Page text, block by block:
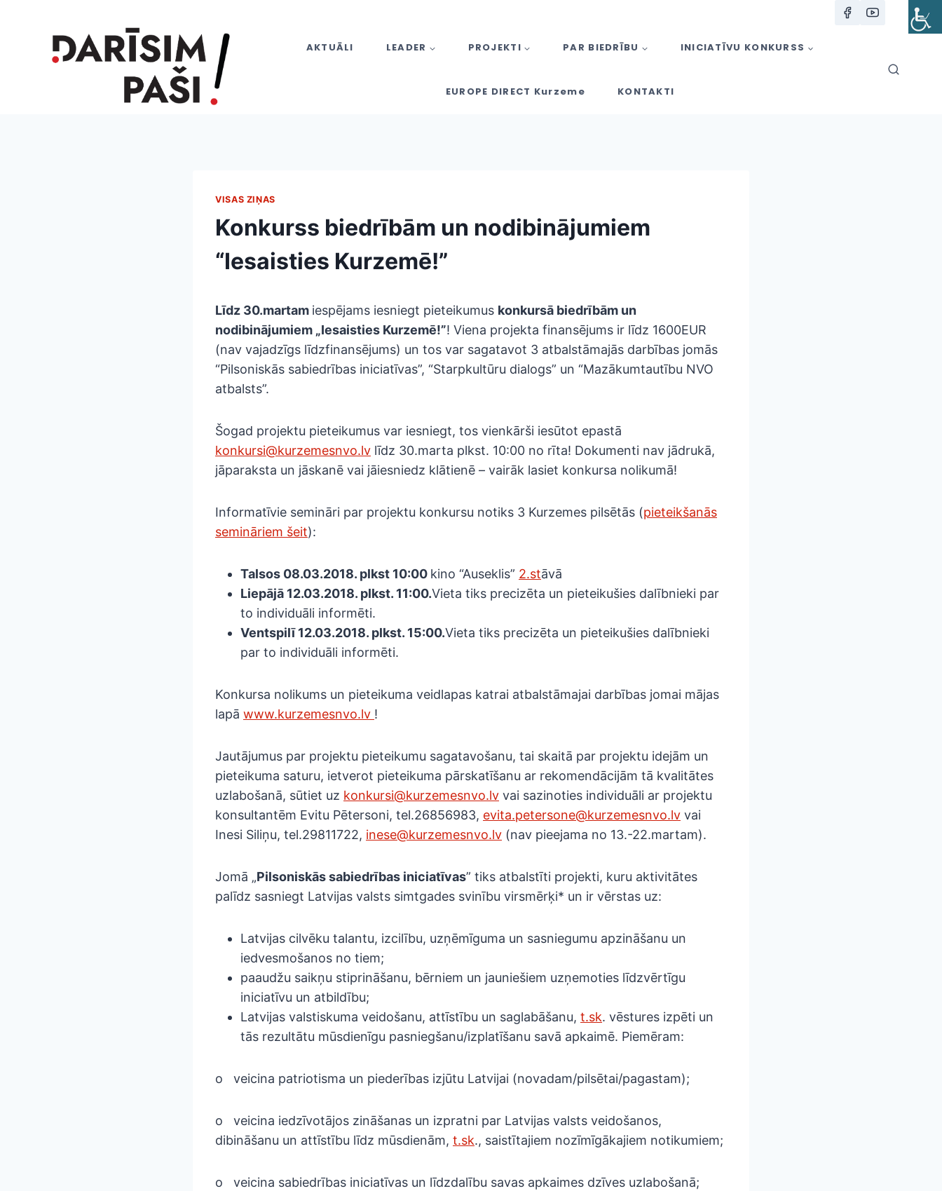
AKTUĀLI LEADER PROJEKTI PAR BIEDRĪBU INICIATĪVU KONKURSS
EUROPE DIRECT Kurzeme KONTAKTI
VISAS ZIŅAS
Konkurss biedrībām un nodibinājumiem
“Iesaisties Kurzemē!”
Līdz 30.martam iespējams iesniegt pieteikumus konkursā biedrībām un
nodibinājumiem „Iesaisties Kurzemē!”! Viena projekta finansējums ir līdz 1600EUR
(nav vajadzīgs līdzfinansējums) un tos var sagatavot 3 atbalstāmajās darbības jomās
“Pilsoniskās sabiedrības iniciatīvas”, “Starpkultūru dialogs” un “Mazākumtautību NVO
atbalsts”.
Šogad projektu pieteikumus var iesniegt, tos vienkārši iesūtot epastā
konkursi@kurzemesnvo.lv līdz 30.marta plkst. 10:00 no rīta! Dokumenti nav jādrukā,
jāparaksta un jāskanē vai jāiesniedz klātienē – vairāk lasiet konkursa nolikumā!
Informatīvie semināri par projektu konkursu notiks 3 Kurzemes pilsētās (pieteikšanās
semināriem šeit):
Talsos 08.03.2018. plkst 10:00 kino “Auseklis” 2.stāvā
Liepājā 12.03.2018. plkst. 11:00.Vieta tiks precizēta un pieteikušies dalībnieki par
to individuāli informēti.
Ventspilī 12.03.2018. plkst. 15:00.Vieta tiks precizēta un pieteikušies dalībnieki
par to individuāli informēti.
Konkursa nolikums un pieteikuma veidlapas katrai atbalstāmajai darbības jomai mājas
lapā www.kurzemesnvo.lv !
Jautājumus par projektu pieteikumu sagatavošanu, tai skaitā par projektu idejām un
pieteikuma saturu, ietverot pieteikuma pārskatīšanu ar rekomendācijām tā kvalitātes
uzlabošanā, sūtiet uz konkursi@kurzemesnvo.lv vai sazinoties individuāli ar projektu
konsultantēm Evitu Pētersoni, tel.26856983, evita.petersone@kurzemesnvo.lv vai
Inesi Siliņu, tel.29811722, inese@kurzemesnvo.lv (nav pieejama no 13.-22.martam).
Jomā „Pilsoniskās sabiedrības iniciatīvas” tiks atbalstīti projekti, kuru aktivitātes
palīdz sasniegt Latvijas valsts simtgades svinību virsmērķi* un ir vērstas uz:
Latvijas cilvēku talantu, izcilību, uzņēmīguma un sasniegumu apzināšanu un
iedvesmošanos no tiem;
paaudžu saikņu stiprināšanu, bērniem un jauniešiem uzņemoties līdzvērtīgu
iniciatīvu un atbildību;
Latvijas valstiskuma veidošanu, attīstību un saglabāšanu, t.sk. vēstures izpēti un
tās rezultātu mūsdienīgu pasniegšanu/izplatīšanu savā apkaimē. Piemēram:
o veicina patriotisma un piederības izjūtu Latvijai (novadam/pilsētai/pagastam);
o veicina iedzīvotājos zināšanas un izpratni par Latvijas valsts veidošanos,
dibināšanu un attīstību līdz mūsdienām, t.sk., saistītajiem nozīmīgākajiem notikumiem;
o veicina sabiedrības iniciatīvas un līdzdalību savas apkaimes dzīves uzlabošanā;